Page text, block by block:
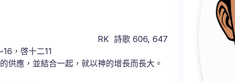
RK 詩歌 606, 647
，啓十二11
，並結合一起，就以神的增長而長大。